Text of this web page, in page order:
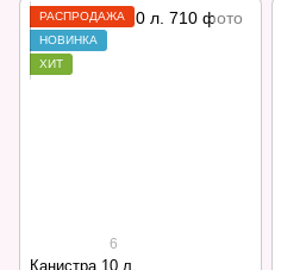
РАСПРОДАЖА
НОВИНКА
ХИТ
6
Канистра 10 л.